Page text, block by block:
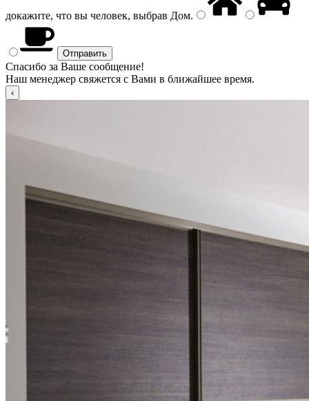
докажите, что вы человек, выбрав Дом.
Спасибо за Ваше сообщение!
Наш менеджер свяжется с Вами в ближайшее время.